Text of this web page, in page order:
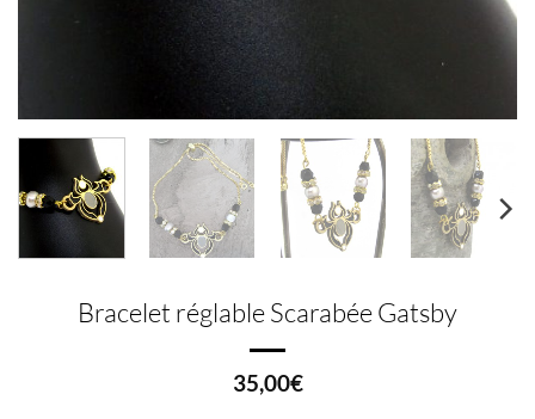
Bracelet réglable Scarabée Gatsby
35,00€